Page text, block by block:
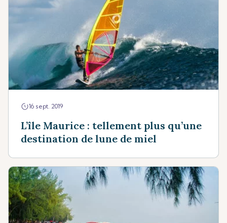
16 sept. 2019
L’île Maurice : tellement plus qu’une
destination de lune de miel